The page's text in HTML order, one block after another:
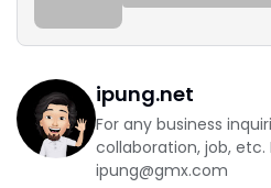
ipung.net
For any business
collaboration, job, etc.
ipung@gmx.com